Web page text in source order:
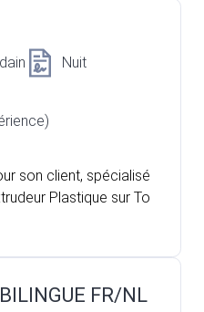
Nuit
son client, spécialisé
Plastique sur To
FR/NL